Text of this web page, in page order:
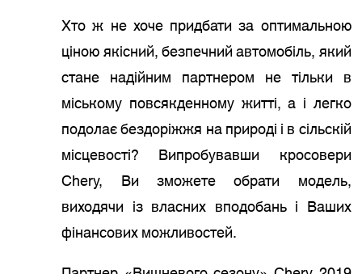
Хто ж не хоче придбати за оптимальною
ціною якісний, безпечний автомобіль, який
стане надійним партнером не тільки в
міському повсякденному житті, а і легко
подолає бездоріжжя на природі і в сільскій
місцевості? Випробувавши кросовери
Сhery, Ви зможете обрати модель,
виходячи із власних вподобань і Ваших
фінансових можливостей.